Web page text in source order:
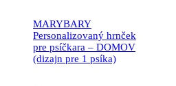
MARYBARY
Personalizovaný hrnček
pre psíčkara – DOMOV
(dizajn pre 1 psíka)